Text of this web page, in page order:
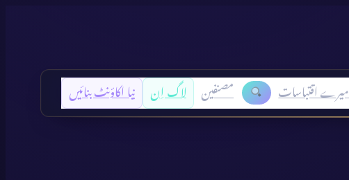
میرے اقتباسات مصنفین لاگ اِن نیا اکاؤنٹ بنائیں